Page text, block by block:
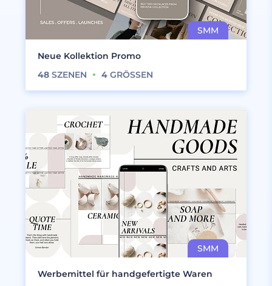
Neue Kollektion Promo
48 SZENEN 4 GRÖSSEN
Werbemittel für handgefertigte Waren